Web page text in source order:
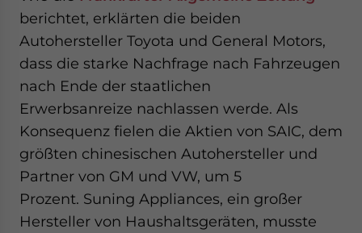
berichtet, erklärten die beiden
Autohersteller Toyota und General Motors,
dass die starke Nachfrage nach Fahrzeugen
nach Ende der staatlichen
Erwerbsanreize nachlassen werde. Als
Konsequenz fielen die Aktien von SAIC, dem
größten chinesischen Autohersteller und
Partner von GM und VW, um 5
Prozent. Suning Appliances, ein großer
Hersteller von Haushaltsgeräten, musste
website. Please send me business news and updates
- case sensitive